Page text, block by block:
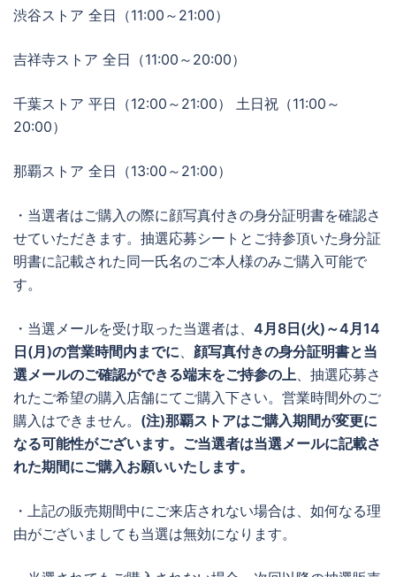
渋谷ストア 全日（11:00～21:00）
吉祥寺ストア 全日（11:00～20:00）
千葉ストア 平日（12:00～21:00） 土日祝（11:00～
20:00）
那覇ストア 全日（13:00～21:00）
・当選者はご購入の際に顔写真付きの身分証明書を確認さ
せていただきます。抽選応募シートとご持参頂いた身分証
明書に記載された同一氏名のご本人様のみご購入可能で
す。
・当選メールを受け取った当選者は、 4月8日(火)～4月14
日(月)の営業時間内までに
顔写真付きの身分証明書と当
選メールのご確認ができる端末をご持参の上 、抽選応募さ
れたご希望の購入店舗にてご購入下さい。営業時間外のご
購入はできません。 (注)那覇ストアはご購入期間が変更に
なる可能性がございます。ご当選者は当選メールに記載さ
れた期間にご購入お願いいたします。
・上記の販売期間中にご来店されない場合は、如何なる理
由がございましても当選は無効になります。